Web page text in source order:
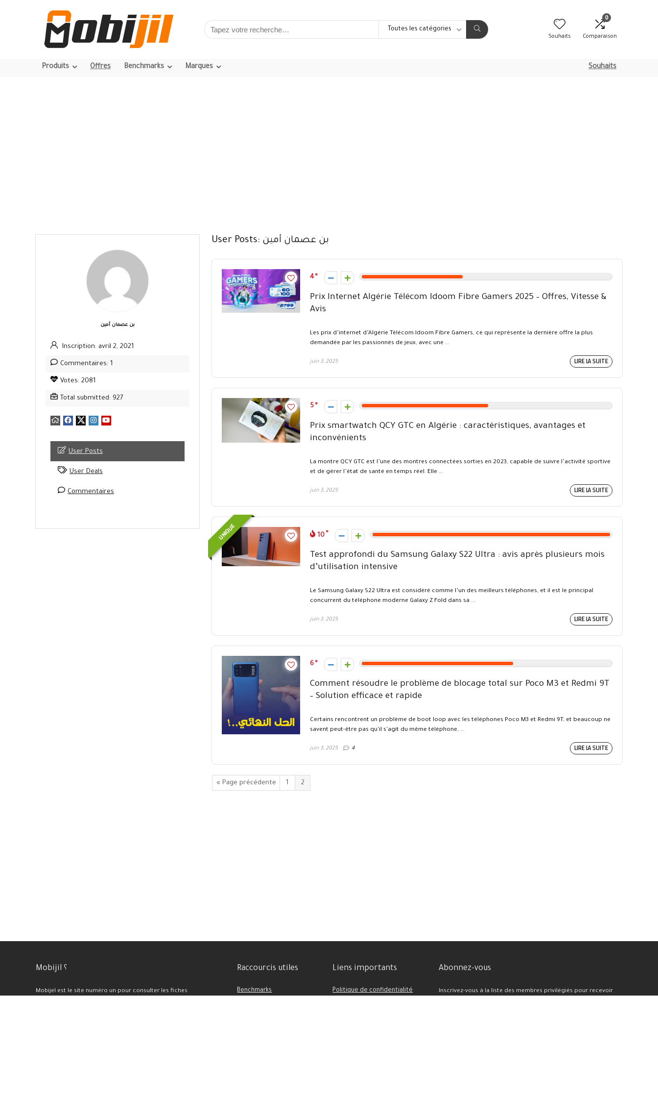
Toutes les catégories
Souhaits
0
Comparaison
Produits Offres Benchmarks Marques Souhaits
بن عصمان أمين
Inscription: avril 2, 2021
Commentaires: 1
Votes: 2081
Total submitted: 927
User Posts
User Deals
Commentaires
User Posts: بن عصمان أمين
4
Prix Internet Algérie Télécom Idoom Fibre Gamers 2025 – Offres, Vitesse &
Avis
Les prix d’internet d’Algérie Télécom Idoom Fibre Gamers, ce qui représente la dernière offre la plus
demandée par les passionnés de jeux, avec une ...
juin 3, 2025 LIRE LA SUITE
5
Prix smartwatch QCY GTC en Algérie : caractéristiques, avantages et
inconvénients
La montre QCY GTC est l’une des montres connectées sorties en 2023, capable de suivre l’activité sportive
et de gérer l’état de santé en temps réel. Elle ...
juin 3, 2025 LIRE LA SUITE
UNIQUE 10
Test approfondi du Samsung Galaxy S22 Ultra : avis après plusieurs mois
d’utilisation intensive
Le Samsung Galaxy S22 Ultra est considéré comme l’un des meilleurs téléphones, et il est le principal
concurrent du téléphone moderne Galaxy Z Fold dans sa ...
juin 3, 2025 LIRE LA SUITE
6
Comment résoudre le problème de blocage total sur Poco M3 et Redmi 9T
– Solution efficace et rapide
Certains rencontrent un problème de boot loop avec les téléphones Poco M3 et Redmi 9T, et beaucoup ne
savent peut-être pas qu'il s'agit du même téléphone, ...
juin 3, 2025 4 LIRE LA SUITE
« Page précédente 1 2
Mobijil ؟
Mobijel est le site numéro un pour consulter les fiches
Raccourcis utiles
Benchmarks
Liens importants
Politique de confidentialité
Abonnez-vous
Inscrivez-vous à la liste des membres privilégiés pour recevoir